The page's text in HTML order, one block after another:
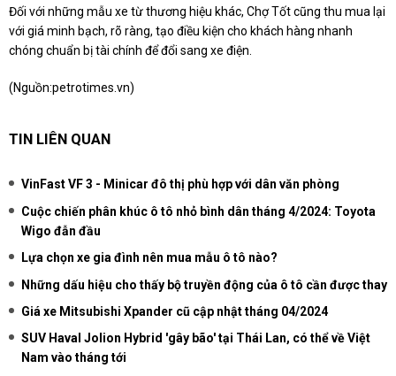
Đối với những mẫu xe từ thương hiệu khác, Chợ Tốt cũng thu mua lại
với giá minh bạch, rõ ràng, tạo điều kiện cho khách hàng nhanh
chóng chuẩn bị tài chính để đổi sang xe điện.
(Nguồn:petrotimes.vn)
TIN LIÊN QUAN
VinFast VF 3 - Minicar đô thị phù hợp với dân văn phòng
Cuộc chiến phân khúc ô tô nhỏ bình dân tháng 4/2024: Toyota
Wigo đẫn đầu
Lựa chọn xe gia đình nên mua mẫu ô tô nào?
Những dấu hiệu cho thấy bộ truyền động của ô tô cần được thay
Giá xe Mitsubishi Xpander cũ cập nhật tháng 04/2024
SUV Haval Jolion Hybrid 'gây bão' tại Thái Lan, có thể về Việt
Nam vào tháng tới